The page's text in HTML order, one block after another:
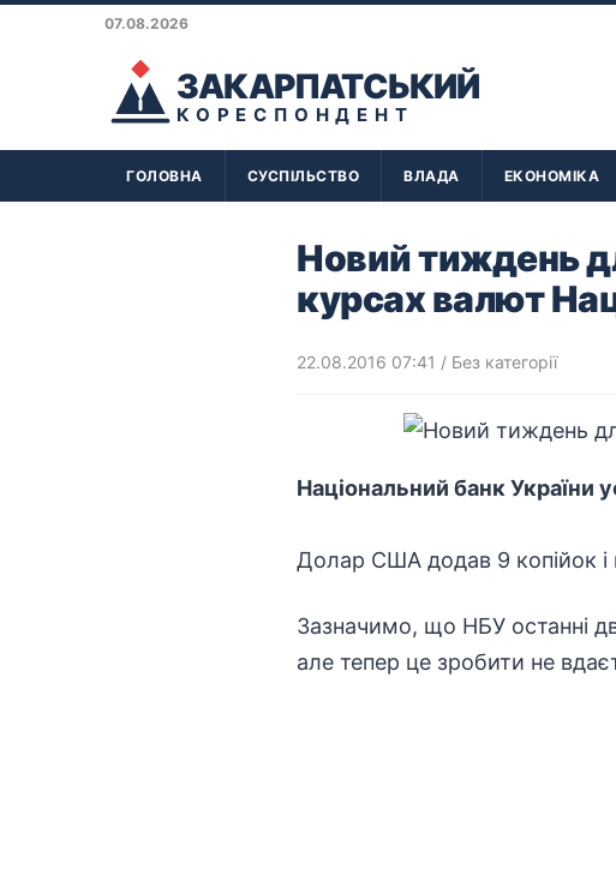
07.08.2026
ЗАКАРПАТСЬКИЙ
КОРЕСПОНДЕНТ
ГОЛОВНА СУСПІЛЬСТВО ВЛАДА ЕКОНОМІКА
Новий тиждень
курсах валют
22.08.2016 07:41 / Без категорії
Національний банк України
Долар США додав 9 копійок і
Зазначимо, що НБУ останні
але тепер це зробити не